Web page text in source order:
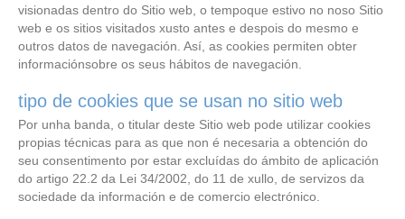
visionadas dentro do Sitio web, o tempoque estivo no noso Sitio
web e os sitios visitados xusto antes e despois do mesmo e
outros datos de navegación. Así, as cookies permiten obter
informaciónsobre os seus hábitos de navegación.
tipo de cookies que se usan no sitio web
Por unha banda, o titular deste Sitio web pode utilizar cookies
propias técnicas para as que non é necesaria a obtención do
seu consentimento por estar excluídas do ámbito de aplicación
do artigo 22.2 da Lei 34/2002, do 11 de xullo, de servizos da
sociedade da información e de comercio electrónico.